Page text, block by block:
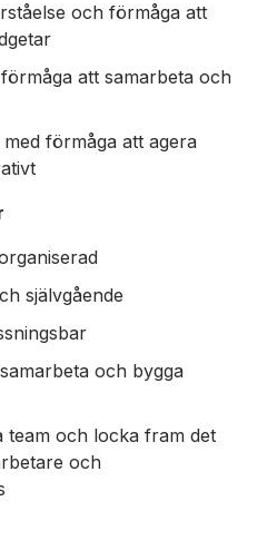
och förmåga att
att samarbeta och
förmåga att agera
självgående
och bygga
team och locka fram det
och